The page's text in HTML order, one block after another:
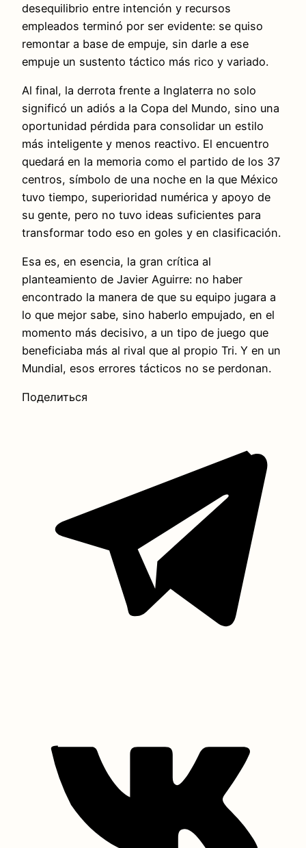
desequilibrio entre intención y recursos
empleados terminó por ser evidente: se quiso
remontar a base de empuje, sin darle a ese
empuje un sustento táctico más rico y variado.
Al final, la derrota frente a Inglaterra no solo
significó un adiós a la Copa del Mundo, sino una
oportunidad pérdida para consolidar un estilo
más inteligente y menos reactivo. El encuentro
quedará en la memoria como el partido de los 37
centros, símbolo de una noche en la que México
tuvo tiempo, superioridad numérica y apoyo de
su gente, pero no tuvo ideas suficientes para
transformar todo eso en goles y en clasificación.
Esa es, en esencia, la gran crítica al
planteamiento de Javier Aguirre: no haber
encontrado la manera de que su equipo jugara a
lo que mejor sabe, sino haberlo empujado, en el
momento más decisivo, a un tipo de juego que
beneficiaba más al rival que al propio Tri. Y en un
Mundial, esos errores tácticos no se perdonan.
Поделиться